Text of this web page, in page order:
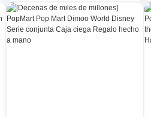
Decorativos